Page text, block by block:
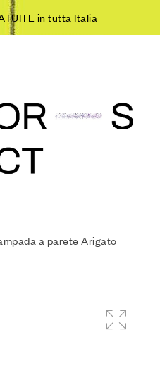
in tutta Italia
a parete Arigato